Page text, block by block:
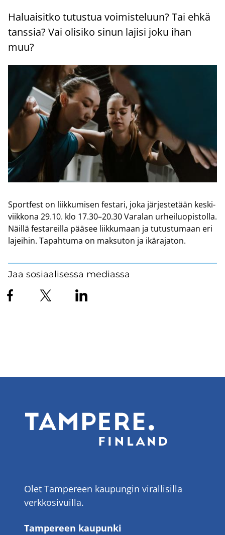
Ha­luai­sit­ko tu­tus­tua voi­mis­te­luun? Tai ehkä
tans­sia? Vai oli­si­ko sinun la­ji­si joku ihan
muu?
Sport­fest on liik­ku­mi­sen fes­ta­ri, joka jär­jes­te­tään kes­ki­
viik­ko­na 29.10. klo 17.30–20.30 Va­ra­lan ur­hei­luo­pis­tol­la.
Näil­lä fes­ta­reil­la pää­see liik­ku­maan ja tu­tus­tu­maan eri
la­jei­hin. Ta­pah­tu­ma on mak­su­ton ja ikä­ra­ja­ton.
Jaa sosiaalisessa mediassa
Olet Tampereen kaupungin virallisilla
verkkosivuilla.
Tampereen kaupunki